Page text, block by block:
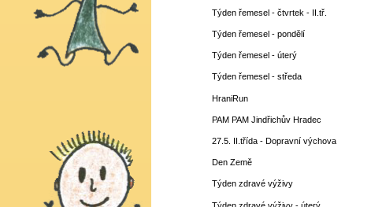
Týden řemesel - čtvrtek - II.tř.
Týden řemesel - pondělí
Týden řemesel - úterý
Týden řemesel - středa
HraniRun
PAM PAM Jindřichův Hradec
27.5. II.třída - Dopravní výchova
Den Země
Týden zdravé výživy
Týden zdravé výživy - úterý